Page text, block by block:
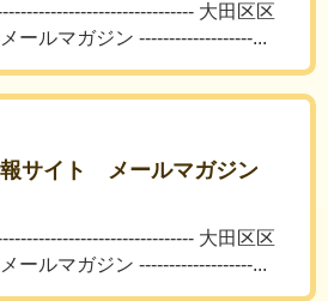
大田区区
ールマガジン -------------------...
サイト メールマガジン
大田区区
ールマガジン -------------------...